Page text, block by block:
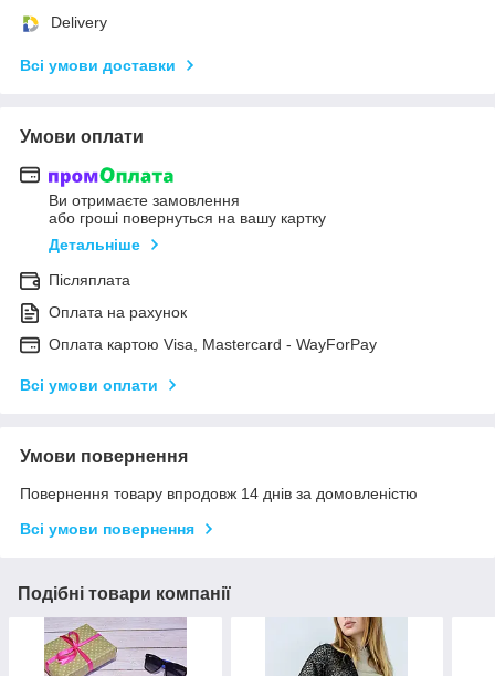
Delivery
Всі умови доставки
Умови оплати
Ви отримаєте замовлення
або гроші повернуться на вашу картку
Детальніше
Післяплата
Оплата на рахунок
Оплата картою Visa, Mastercard - WayForPay
Всі умови оплати
Умови повернення
Повернення товару впродовж 14 днів за домовленістю
Всі умови повернення
Подібні товари компанії